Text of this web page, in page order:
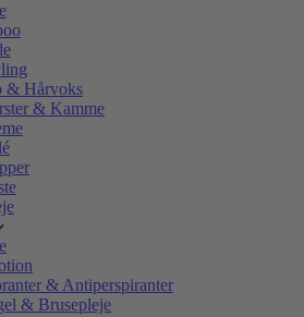
& Hårvoks
& Kamme
& Antiperspiranter
& Brusepleje